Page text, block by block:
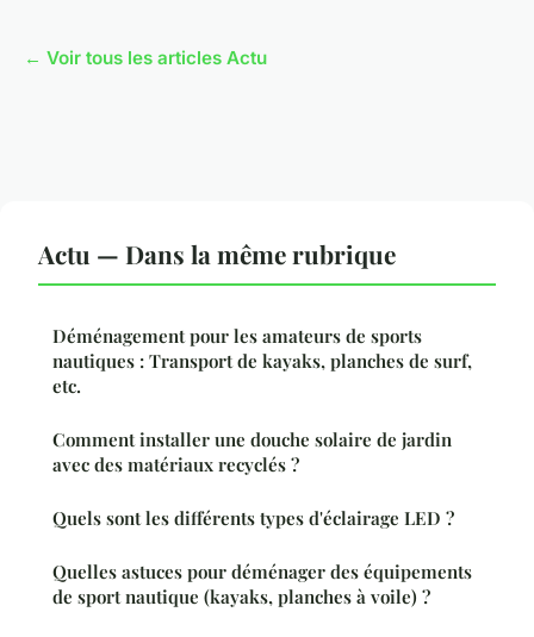
← Voir tous les articles Actu
Actu — Dans la même rubrique
Déménagement pour les amateurs de sports
nautiques : Transport de kayaks, planches de surf,
etc.
Comment installer une douche solaire de jardin
avec des matériaux recyclés ?
Quels sont les différents types d'éclairage LED ?
Quelles astuces pour déménager des équipements
de sport nautique (kayaks, planches à voile) ?